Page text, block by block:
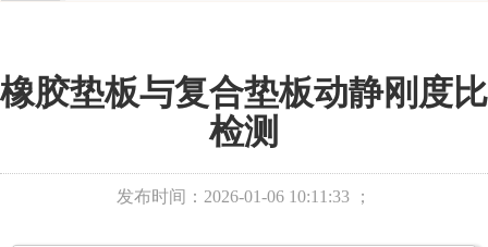
橡胶垫板与复合垫板动静刚度比
检测
发布时间： 2026-01-06 10:11:33 ；